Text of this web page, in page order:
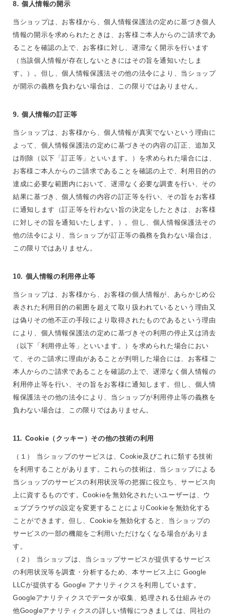
8. 個人情報の開示
当ショップは、お客様から、個人情報保護法の定めに基づき個人
情報の開示を求められたときは、お客様ご本人からのご請求であ
ることを確認の上で、お客様に対し、遅滞なく開示を行います
（当該個人情報が存在しないときにはその旨を通知いたしま
す。）。但し、個人情報保護法その他の法令により、当ショップ
が開示の義務を負わない場合は、この限りではありません。
9. 個人情報の訂正等
当ショップは、お客様から、個人情報が真実でないという理由に
よって、個人情報保護法の定めに基づきその内容の訂正、追加又
は削除（以下「訂正等」といいます。）を求められた場合には、
お客様ご本人からのご請求であることを確認の上で、利用目的の
達成に必要な範囲内において、遅滞なく必要な調査を行い、その
結果に基づき、個人情報の内容の訂正等を行い、その旨をお客様
に通知します（訂正等を行わない旨の決定をしたときは、お客様
に対しその旨を通知いたします。）。但し、個人情報保護法その
他の法令により、当ショップが訂正等の義務を負わない場合は、
この限りではありません。
10. 個人情報の利用停止等
当ショップは、お客様から、お客様の個人情報が、あらかじめ公
表された利用目的の範囲を超えて取り扱われているという理由又
は偽りその他不正の手段により取得されたものであるという理由
により、個人情報保護法の定めに基づきその利用の停止又は消去
（以下「利用停止等」といいます。）を求められた場合におい
て、そのご請求に理由があることが判明した場合には、お客様ご
本人からのご請求であることを確認の上で、遅滞なく個人情報の
利用停止等を行い、その旨をお客様に通知します。但し、個人情
報保護法その他の法令により、当ショップが利用停止等の義務を
負わない場合は、この限りではありません。
11. Cookie（クッキー）その他の技術の利用
（１） 当ショップのサービスは、Cookie及びこれに類する技術
を利用することがあります。これらの技術は、当ショップによる
当ショップのサービスの利用状況等の把握に役立ち、サービス向
上に資するものです。Cookieを無効化されたいユーザーは、ウ
ェブブラウザの設定を変更することによりCookieを無効化する
ことができます。但し、Cookieを無効化すると、当ショップの
サービスの一部の機能をご利用いただけなくなる場合がありま
す。
（２） 当ショップは、当ショップサービスが提供するサービス
の利用状況等を調査・分析するため、本サービス上に Google
LLCが提供する Google アナリティクスを利用しています。
Googleアナリティクスでデータが収集、処理される仕組みその
他Googleアナリティクスの詳しい情報につきましては、同社の